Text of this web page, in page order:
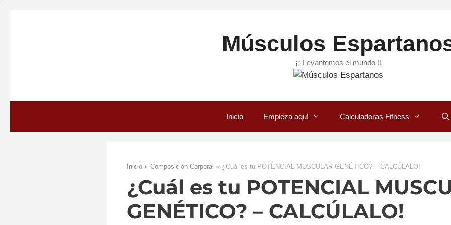
Músculos
¡¡ Levantemos el mundo !!
Inicio Empieza aquí Calculadoras Fitness
Inicio » Composición Corporal » ¿Cuál es tu POTENCIAL MUSCULAR GENÉTICO? – CALCÚLALO!
¿Cuál es tu POTENCIAL
GENÉTICO? – CALCÚLALO!